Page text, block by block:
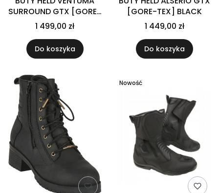
SURROUND GTX [GORE-
TEX] BLACK
1 499,00 zł
Do koszyka
[GORE-TEX] BLACK
1 449,00 zł
Do koszyka
Nowość